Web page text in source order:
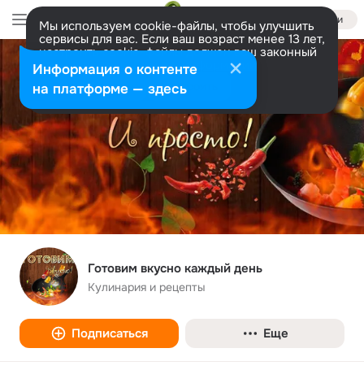
Войти
Мы используем cookie-файлы, чтобы улучшить
сервисы для вас. Если ваш возраст менее 13 лет,
настроить cookie-файлы должен ваш законный
представитель. Больше информации
Разрешить все Настроить
Готовим вкусно каждый день
Кулинария и рецепты
Подписаться Еще
Информация о контенте
на платформе — здесь